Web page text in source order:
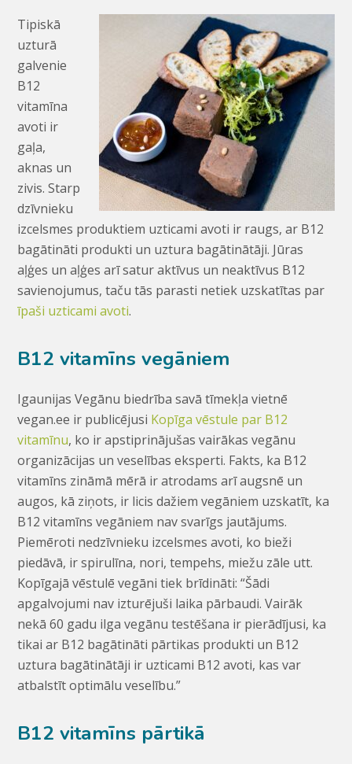
Tipiskā
uzturā
galvenie
B12
vitamīna
avoti ir
gaļa,
aknas un
zivis. Starp
dzīvnieku
izcelsmes produktiem uzticami avoti ir raugs, ar B12
bagātināti produkti un uztura bagātinātāji. Jūras
aļģes un aļģes arī satur aktīvus un neaktīvus B12
savienojumus, taču tās parasti netiek uzskatītas par
īpaši uzticami avoti.
B12 vitamīns vegāniem
Igaunijas Vegānu biedrība savā tīmekļa vietnē
vegan.ee ir publicējusi Kopīga vēstule par B12
vitamīnu, ko ir apstiprinājušas vairākas vegānu
organizācijas un veselības eksperti. Fakts, ka B12
vitamīns zināmā mērā ir atrodams arī augsnē un
augos, kā ziņots, ir licis dažiem vegāniem uzskatīt, ka
B12 vitamīns vegāniem nav svarīgs jautājums.
Piemēroti nedzīvnieku izcelsmes avoti, ko bieži
piedāvā, ir spirulīna, nori, tempehs, miežu zāle utt.
Kopīgajā vēstulē vegāni tiek brīdināti: “Šādi
apgalvojumi nav izturējuši laika pārbaudi. Vairāk
nekā 60 gadu ilga vegānu testēšana ir pierādījusi, ka
tikai ar B12 bagātināti pārtikas produkti un B12
uztura bagātinātāji ir uzticami B12 avoti, kas var
atbalstīt optimālu veselību.”
B12 vitamīns pārtikā